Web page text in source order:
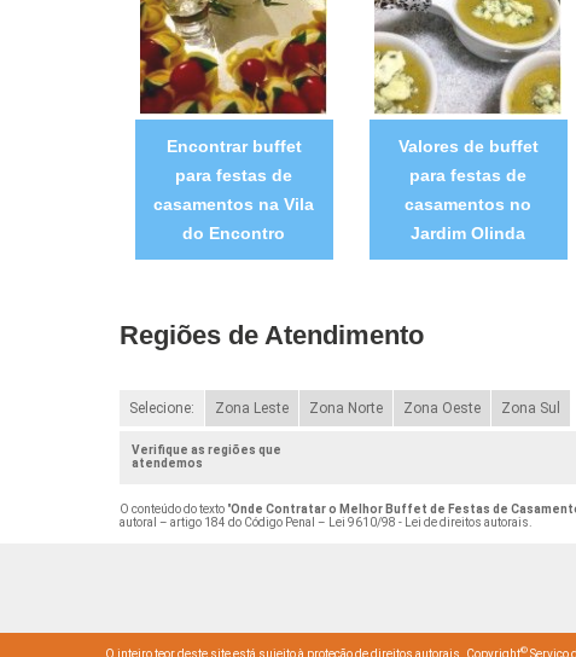
Encontrar buffet
para festas de
casamentos na Vila
do Encontro
Valores de buffet
para festas de
casamentos no
Jardim Olinda
Regiões de Atendimento
Selecione: Zona Leste Zona Norte Zona Oeste Zona Sul
Verifique as regiões que
atendemos
O conteúdo do texto "Onde Contratar o Melhor Buffet de Festas de
autoral – artigo 184 do Código Penal – Lei 9610/98 - Lei de direitos autorais.
O inteiro teor deste site está sujeito à proteção de direitos autorais. Copyright© Serviço